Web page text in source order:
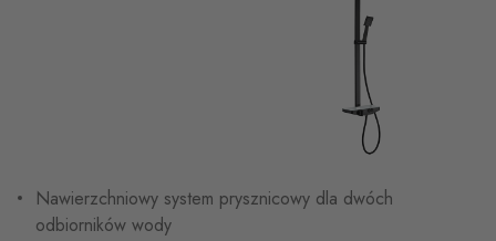
Nawierzchniowy system prysznicowy dla dwóch
odbiorników wody